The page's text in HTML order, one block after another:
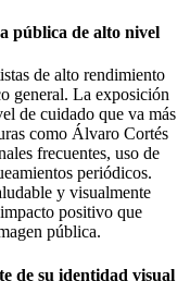
pública de alto nivel
de alto rendimiento
general. La exposición
de cuidado que va más
como Álvaro Cortés
frecuentes, uso de
periódicos.
y visualmente
positivo que
pública.
de su identidad visual